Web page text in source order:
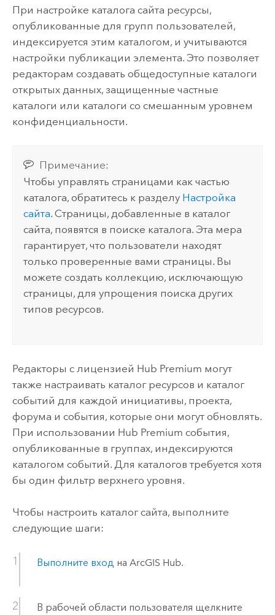
При настройке каталога сайта ресурсы,
опубликованные для групп пользователей,
индексируется этим каталогом, и учитываются
настройки публикации элемента. Это позволяет
редакторам создавать общедоступные каталоги
открытых данных, защищенные частные
каталоги или каталоги со смешанным уровнем
конфиденциальности.
Примечание:
Чтобы управлять страницами как частью
каталога, обратитесь к разделу Настройка
сайта. Страницы, добавленные в каталог
сайта, появятся в поиске каталога. Эта мера
гарантирует, что пользователи находят
только проверенные вами страницы. Вы
можете создать коллекцию, исключающую
страницы, для упрощения поиска других
типов ресурсов.
Редакторы с лицензией Hub Premium могут
также настраивать каталог ресурсов и каталог
событий для каждой инициативы, проекта,
форума и события, которые они могут обновлять.
При использовании Hub Premium события,
опубликованные в группах, индексируются
каталогом событий. Для каталогов требуется хотя
бы один фильтр верхнего уровня.
Чтобы настроить каталог сайта, выполните
следующие шаги:
Выполните вход на ArcGIS Hub.
В рабочей области пользователя щелкните